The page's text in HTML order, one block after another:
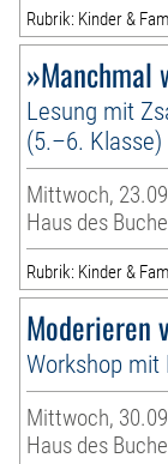
Rubrik: Kinder &
»Manchmal
Lesung mit
(5.–6. Klasse)
Mittwoch,
Haus des
Rubrik: Kinder &
Moderieren
Workshop
Mittwoch,
Haus des